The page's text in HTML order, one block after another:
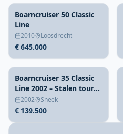
Boarncruiser 50 Classic
Line
2010 Loosdrecht
€ 645.000
Boarncruiser 35 Classic
Line 2002 – Stalen tourer
met lage kruiphoogte
2002 Sneek
€ 139.500